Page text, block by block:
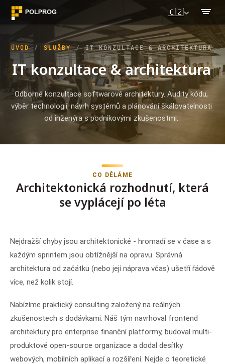
🇨🇿
IT konzultace & architektura
Odborné konzultace softwarové architektury. Audity kódu,
výběr technologií, návrh systémů a plánování škálovatelnosti
od inženýra s podnikovými zkušenostmi.
ÚVOD SLUŽBY IT KONZULTACE & ARCHITEKTURA
CO DĚLÁME
Architektonická rozhodnutí, která
se vyplácejí po léta
Nejdražší chyby jsou architektonické - hromadí se v čase a s
každým sprintem jsou obtížnější na opravu. Správná
architektura od začátku (nebo její náprava včas) ušetří řádově
více, než kolik stojí.
Nabízíme praktický consulting založený na reálných
zkušenostech s dodávkami. Náš tým navrhoval frontend
architektury pro enterprise finanční platformy, budoval multi-
produktové open-source organizace a dodal desítky
webových, mobilních aplikací a rozšíření. Nejde o teoretické